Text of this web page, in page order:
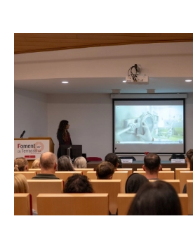
EUROS
A
ONG
DEBRA
-
PIEL
DE
MARIPOSA
GRACIAS